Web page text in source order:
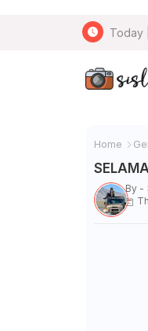
Today
Home
By -